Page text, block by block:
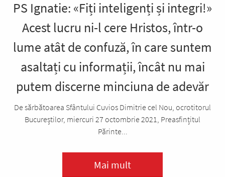
PS Ignatie: «Fiți inteligenți și integri!»
Acest lucru ni-l cere Hristos, într-o
lume atât de confuză, în care suntem
asaltați cu informații, încât nu mai
putem discerne minciuna de adevăr
De sărbătoarea Sfântului Cuvios Dimitrie cel Nou, ocrotitorul
Bucureștilor, miercuri 27 octombrie 2021, Preasfințitul
Părinte...
Mai mult